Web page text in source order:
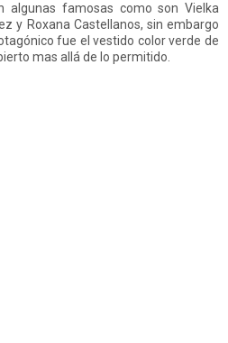
algunas famosas como son Vielka
y Roxana Castellanos, sin embargo
fue el vestido color verde de
mas allá de lo permitido.